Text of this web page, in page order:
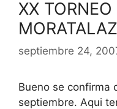
XX
MORATALAZ
septiembre 24,
Bueno se confirma
septiembre. Aqui